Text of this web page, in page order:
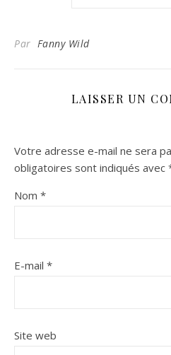
Par Fanny Wild
LAISSER UN
Votre adresse e-mail ne sera
obligatoires sont indiqués avec
Nom *
E-mail *
Site web